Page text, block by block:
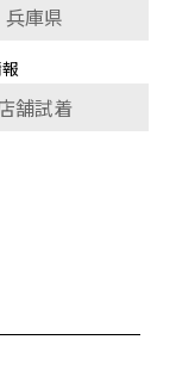
兵庫県
舗試着